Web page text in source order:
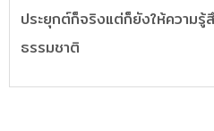
ประยุกต์ก็จริงแต่ก็ยังให้ความรู้
ธรรมชาติ